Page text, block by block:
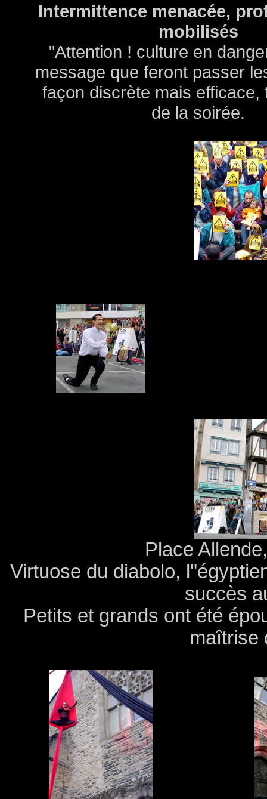
Intermittence menacée,
mobilisés
"Attention ! culture en
message que feront passer
façon discrète mais efficace,
de la soirée.
Place
Virtuose du diabolo,
succès
Petits et grands ont été
maîtrise